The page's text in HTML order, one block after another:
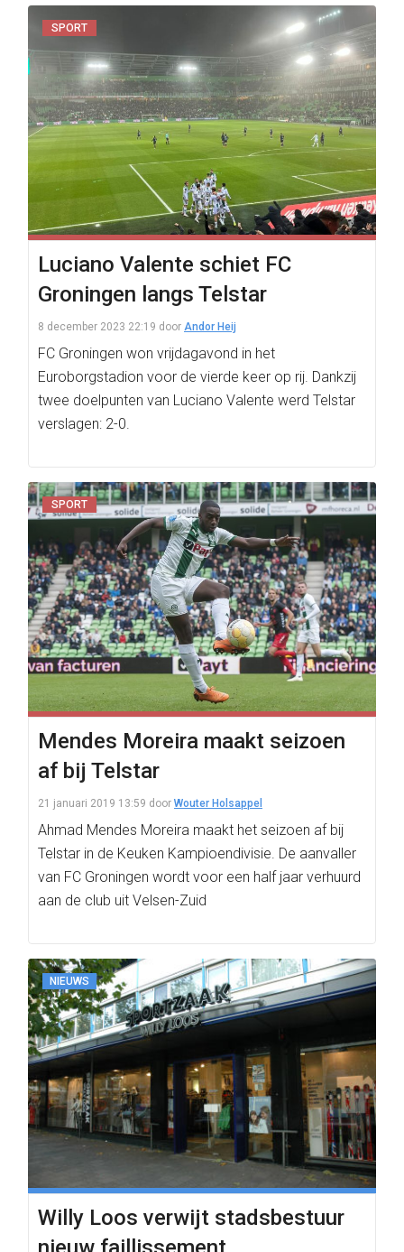
SPORT
Luciano Valente schiet FC
Groningen langs Telstar
8 december 2023 22:19 door Andor Heij
FC Groningen won vrijdagavond in het
Euroborgstadion voor de vierde keer op rij. Dankzij
twee doelpunten van Luciano Valente werd Telstar
verslagen: 2-0.
SPORT
Mendes Moreira maakt seizoen
af bij Telstar
21 januari 2019 13:59 door Wouter Holsappel
Ahmad Mendes Moreira maakt het seizoen af bij
Telstar in de Keuken Kampioendivisie. De aanvaller
van FC Groningen wordt voor een half jaar verhuurd
aan de club uit Velsen-Zuid
NIEUWS
Willy Loos verwijt stadsbestuur